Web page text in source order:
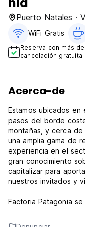
Puerto Natales ·
WiFi Gratis
Reserva con más
cancelación gratuita
Acerca-de
Estamos ubicados
pasos del borde
montañas, y cerca
una amplia gama de
experiencia en el
gran conocimiento
capitalizar para
nuestros invitados y
Factoria Patagonia
de referencia